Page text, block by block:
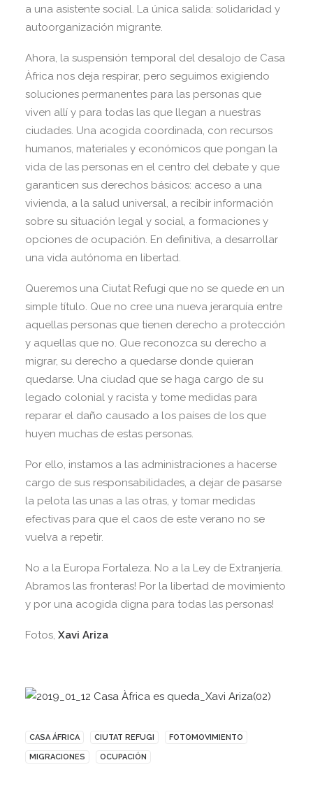
a una asistente social. La única salida: solidaridad y
autoorganización migrante.
Ahora, la suspensión temporal del desalojo de Casa
Àfrica nos deja respirar, pero seguimos exigiendo
soluciones permanentes para las personas que
viven allí y para todas las que llegan a nuestras
ciudades. Una acogida coordinada, con recursos
humanos, materiales y económicos que pongan la
vida de las personas en el centro del debate y que
garanticen sus derechos básicos: acceso a una
vivienda, a la salud universal, a recibir información
sobre su situación legal y social, a formaciones y
opciones de ocupación. En definitiva, a desarrollar
una vida autónoma en libertad.
Queremos una Ciutat Refugi que no se quede en un
simple título. Que no cree una nueva jerarquía entre
aquellas personas que tienen derecho a protección
y aquellas que no. Que reconozca su derecho a
migrar, su derecho a quedarse donde quieran
quedarse. Una ciudad que se haga cargo de su
legado colonial y racista y tome medidas para
reparar el daño causado a los países de los que
huyen muchas de estas personas.
Por ello, instamos a las administraciones a hacerse
cargo de sus responsabilidades, a dejar de pasarse
la pelota las unas a las otras, y tomar medidas
efectivas para que el caos de este verano no se
vuelva a repetir.
No a la Europa Fortaleza. No a la Ley de Extranjería.
Abramos las fronteras! Por la libertad de movimiento
y por una acogida digna para todas las personas!
Fotos, Xavi Ariza
CASA ÁFRICA CIUTAT REFUGI FOTOMOVIMIENTO
MIGRACIONES OCUPACIÓN